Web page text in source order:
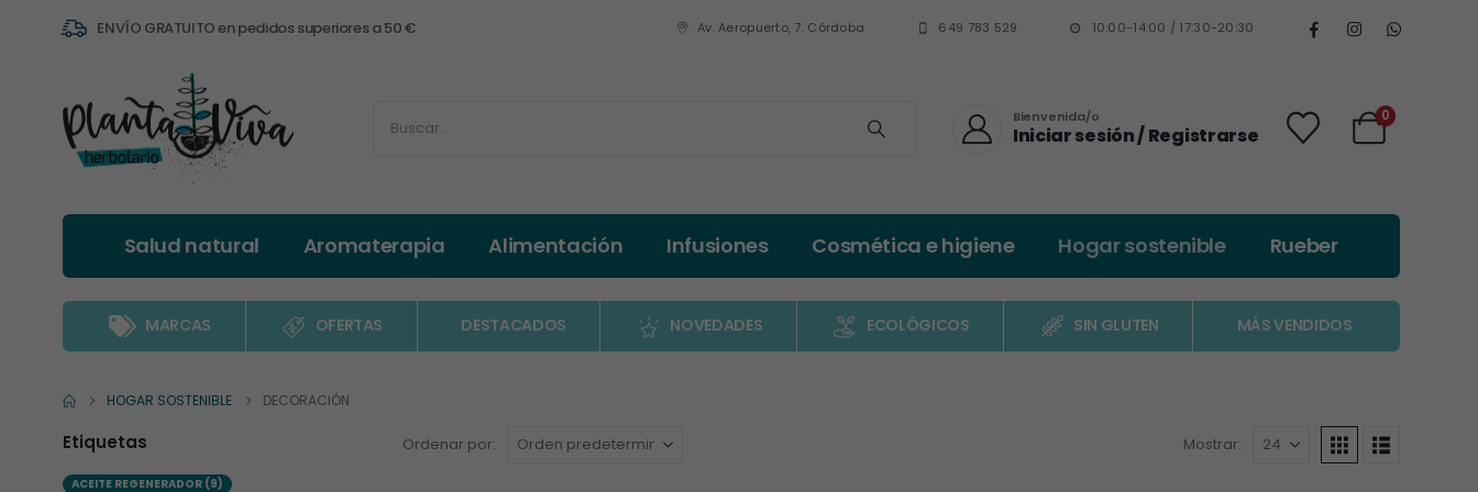
ENVÍO GRATUITO en pedidos superiores a 50 € Av. Aeropuerto, 7. Córdoba 649 783 529 10:00-14:00 / 17:30-20:30
Bienvenida/o
Iniciar sesión / Registrarse
0
Salud natural Aromaterapia Alimentación Infusiones Cosmética e higiene Hogar sostenible Rueber
MARCAS OFERTAS DESTACADOS NOVEDADES ECOLÓGICOS SIN GLUTEN MÁS VENDIDOS
HOGAR SOSTENIBLE DECORACIÓN
Ordenar por: Mostrar:
Etiquetas
ACEITE REGENERADOR(9)